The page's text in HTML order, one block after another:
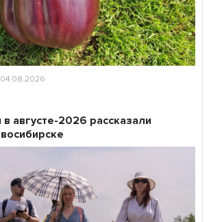
04.08.2026
августе-2026 рассказали